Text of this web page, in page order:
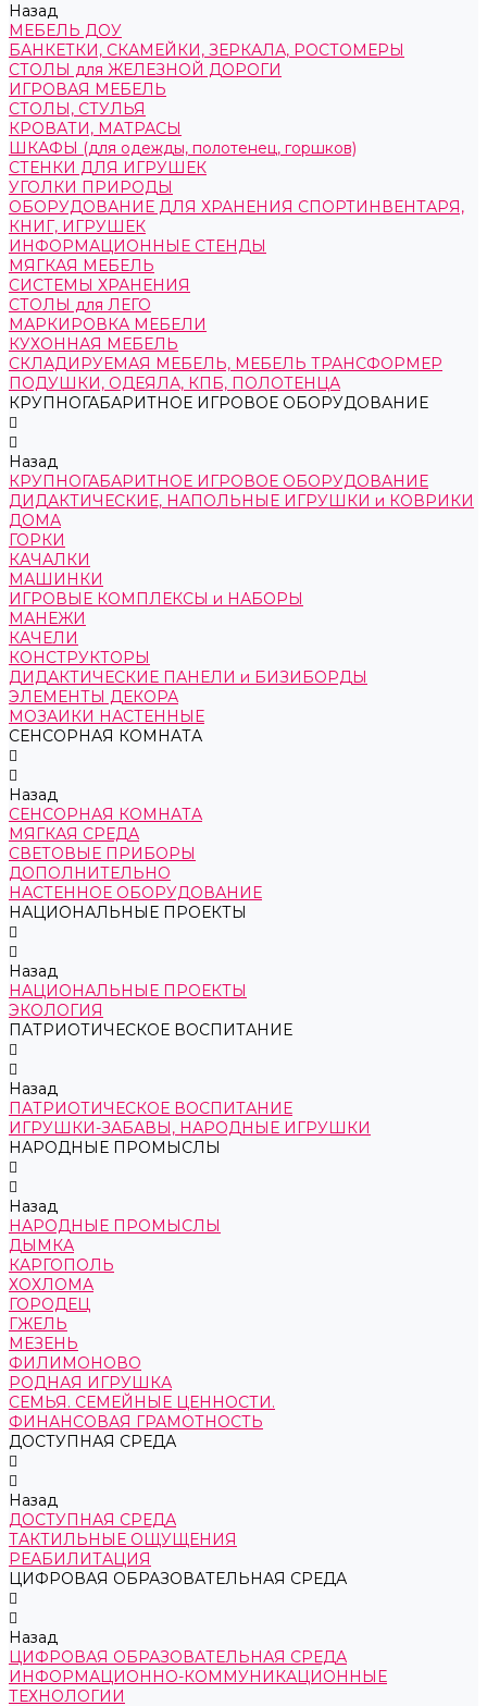
Назад
МЕБЕЛЬ ДОУ
БАНКЕТКИ, СКАМЕЙКИ, ЗЕРКАЛА, РОСТОМЕРЫ
СТОЛЫ для ЖЕЛЕЗНОЙ ДОРОГИ
ИГРОВАЯ МЕБЕЛЬ
СТОЛЫ, СТУЛЬЯ
КРОВАТИ, МАТРАСЫ
ШКАФЫ (для одежды, полотенец, горшков)
СТЕНКИ ДЛЯ ИГРУШЕК
УГОЛКИ ПРИРОДЫ
ОБОРУДОВАНИЕ ДЛЯ ХРАНЕНИЯ СПОРТИНВЕНТАРЯ,
КНИГ, ИГРУШЕК
ИНФОРМАЦИОННЫЕ СТЕНДЫ
МЯГКАЯ МЕБЕЛЬ
СИСТЕМЫ ХРАНЕНИЯ
СТОЛЫ для ЛЕГО
МАРКИРОВКА МЕБЕЛИ
КУХОННАЯ МЕБЕЛЬ
СКЛАДИРУЕМАЯ МЕБЕЛЬ, МЕБЕЛЬ ТРАНСФОРМЕР
ПОДУШКИ, ОДЕЯЛА, КПБ, ПОЛОТЕНЦА
КРУПНОГАБАРИТНОЕ ИГРОВОЕ ОБОРУДОВАНИЕ
Назад
КРУПНОГАБАРИТНОЕ ИГРОВОЕ ОБОРУДОВАНИЕ
ДИДАКТИЧЕСКИЕ, НАПОЛЬНЫЕ ИГРУШКИ и КОВРИКИ
ДОМА
ГОРКИ
КАЧАЛКИ
МАШИНКИ
ИГРОВЫЕ КОМПЛЕКСЫ и НАБОРЫ
МАНЕЖИ
КАЧЕЛИ
КОНСТРУКТОРЫ
ДИДАКТИЧЕСКИЕ ПАНЕЛИ и БИЗИБОРДЫ
ЭЛЕМЕНТЫ ДЕКОРА
МОЗАИКИ НАСТЕННЫЕ
СЕНСОРНАЯ КОМНАТА
Назад
СЕНСОРНАЯ КОМНАТА
МЯГКАЯ СРЕДА
СВЕТОВЫЕ ПРИБОРЫ
ДОПОЛНИТЕЛЬНО
НАСТЕННОЕ ОБОРУДОВАНИЕ
НАЦИОНАЛЬНЫЕ ПРОЕКТЫ
Назад
НАЦИОНАЛЬНЫЕ ПРОЕКТЫ
ЭКОЛОГИЯ
ПАТРИОТИЧЕСКОЕ ВОСПИТАНИЕ
Назад
ПАТРИОТИЧЕСКОЕ ВОСПИТАНИЕ
ИГРУШКИ-ЗАБАВЫ, НАРОДНЫЕ ИГРУШКИ
НАРОДНЫЕ ПРОМЫСЛЫ
Назад
НАРОДНЫЕ ПРОМЫСЛЫ
ДЫМКА
КАРГОПОЛЬ
ХОХЛОМА
ГОРОДЕЦ
ГЖЕЛЬ
МЕЗЕНЬ
ФИЛИМОНОВО
РОДНАЯ ИГРУШКА
СЕМЬЯ. СЕМЕЙНЫЕ ЦЕННОСТИ.
ФИНАНСОВАЯ ГРАМОТНОСТЬ
ДОСТУПНАЯ СРЕДА
Назад
ДОСТУПНАЯ СРЕДА
ТАКТИЛЬНЫЕ ОЩУЩЕНИЯ
РЕАБИЛИТАЦИЯ
ЦИФРОВАЯ ОБРАЗОВАТЕЛЬНАЯ СРЕДА
Назад
ЦИФРОВАЯ ОБРАЗОВАТЕЛЬНАЯ СРЕДА
ИНФОРМАЦИОННО-КОММУНИКАЦИОННЫЕ
ТЕХНОЛОГИИ